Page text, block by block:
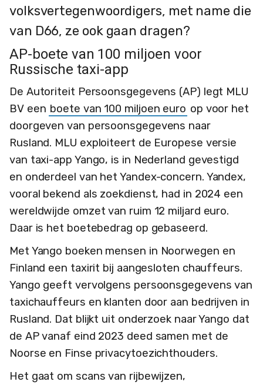
volksvertegenwoordigers, met name die
van D66, ze ook gaan dragen?
AP-boete van 100 miljoen voor
Russische taxi-app
De Autoriteit Persoonsgegevens (AP) legt MLU
BV een boete van 100 miljoen euro op voor het
doorgeven van persoonsgegevens naar
Rusland. MLU exploiteert de Europese versie
van taxi-app Yango, is in Nederland gevestigd
en onderdeel van het Yandex-concern. Yandex,
vooral bekend als zoekdienst, had in 2024 een
wereldwijde omzet van ruim 12 miljard euro.
Daar is het boetebedrag op gebaseerd.
Met Yango boeken mensen in Noorwegen en
Finland een taxirit bij aangesloten chauffeurs.
Yango geeft vervolgens persoonsgegevens van
taxichauffeurs en klanten door aan bedrijven in
Rusland. Dat blijkt uit onderzoek naar Yango dat
de AP vanaf eind 2023 deed samen met de
Noorse en Finse privacytoezichthouders.
Het gaat om scans van rijbewijzen,